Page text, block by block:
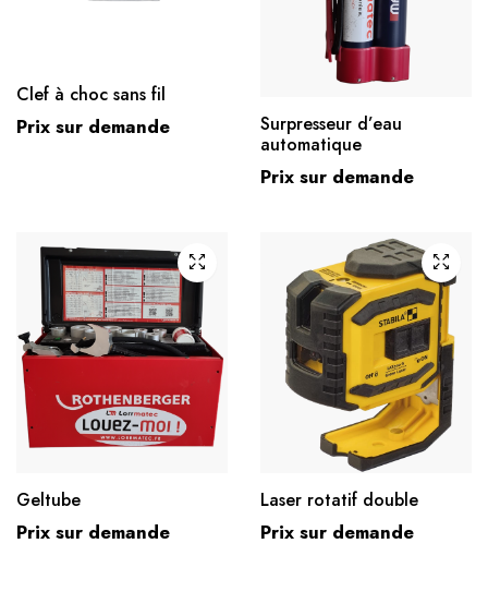
Clef à choc sans fil
Prix sur demande
Surpresseur d’eau
automatique
Prix sur demande
Geltube
Prix sur demande
Laser rotatif double
Prix sur demande